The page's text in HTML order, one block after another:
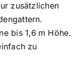
zusätzlichen
bis 1,6 m Höhe.
zu